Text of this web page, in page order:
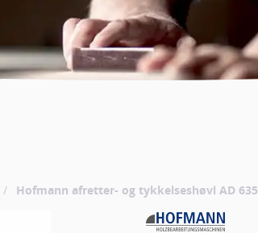
/ Hofmann afretter- og tykkelseshøvl AD 635